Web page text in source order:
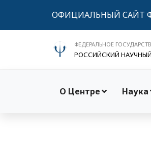
ОФИЦИАЛЬНЫЙ САЙТ
ФЕДЕРАЛЬНОЕ
РОССИЙСКИЙ
О Центре Наука